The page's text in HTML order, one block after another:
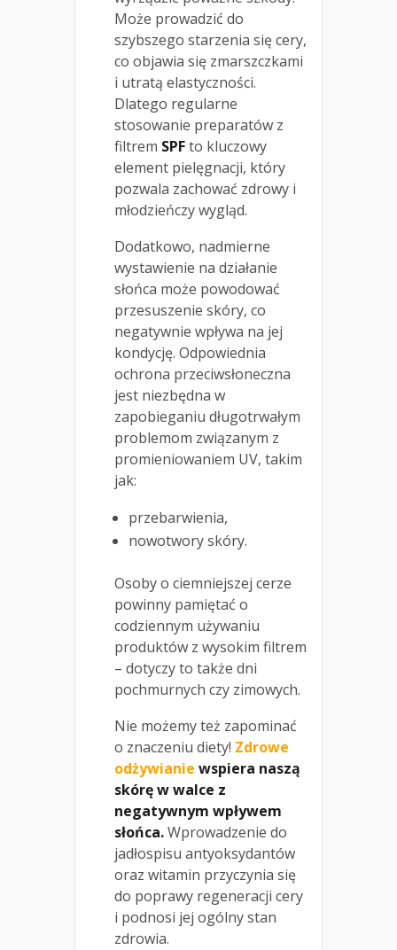
Może prowadzić do
szybszego starzenia się cery,
co objawia się zmarszczkami
i utratą elastyczności.
Dlatego regularne
stosowanie preparatów z
filtrem SPFto kluczowy
element pielęgnacji, który
pozwala zachować zdrowy i
młodzieńczy wygląd.
Dodatkowo, nadmierne
wystawienie na działanie
słońca może powodować
przesuszenie skóry, co
negatywnie wpływa na jej
kondycję. Odpowiednia
ochrona przeciwsłoneczna
jest niezbędna w
zapobieganiu długotrwałym
problemom związanym z
promieniowaniem UV, takim
jak:
przebarwienia,
nowotwory skóry.
Osoby o ciemniejszej cerze
powinny pamiętać o
codziennym używaniu
produktów z wysokim filtrem
– dotyczy to także dni
pochmurnych czy zimowych.
Nie możemy też zapominać
o znaczeniu diety! Zdrowe
odżywianie wspiera naszą
skórę w walce z
negatywnym wpływem
słońca.Wprowadzenie do
jadłospisu antyoksydantów
oraz witamin przyczynia się
do poprawy regeneracji cery
i podnosi jej ogólny stan
zdrowia.